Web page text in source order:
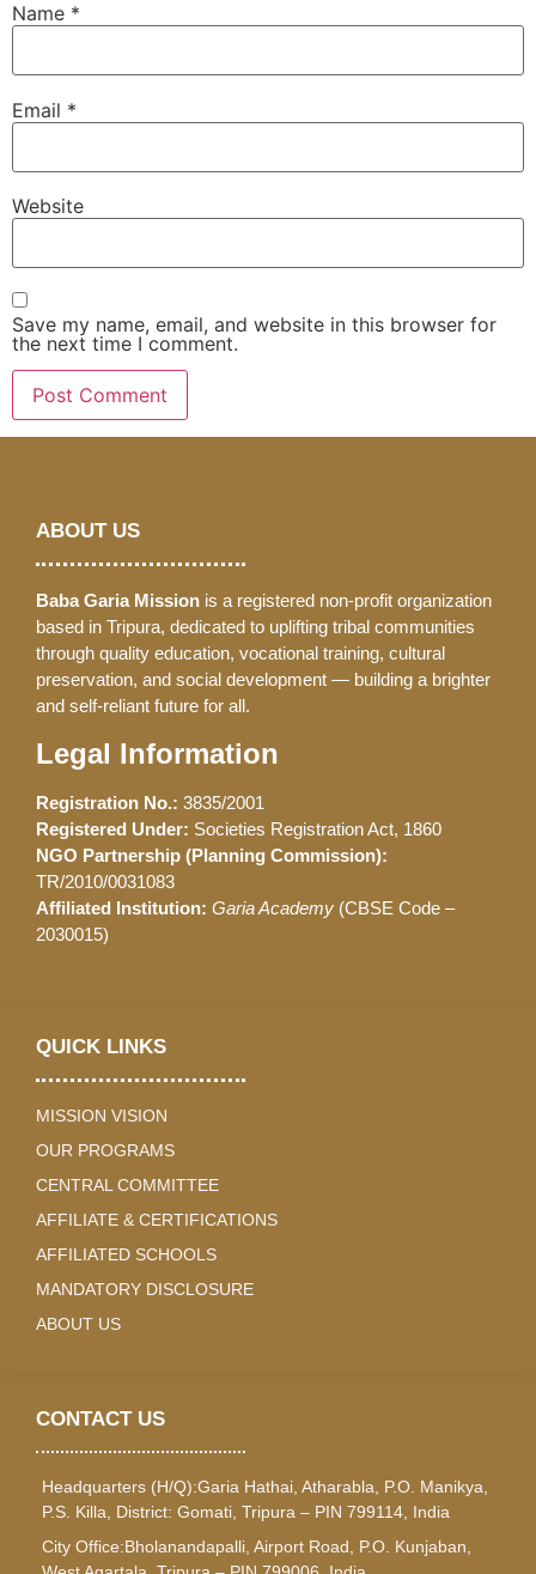
Name *
Email *
Website
Save my name, email, and website in this browser for
the next time I comment.
CONTACT US
Headquarters (H/Q):Garia Hathai, Atharabla, P.O. Manikya,
P.S. Killa, District: Gomati, Tripura – PIN 799114, India
City Office:Bholanandapalli, Airport Road, P.O. Kunjaban,
QUICK LINKS
MISSION VISION
OUR PROGRAMS
CENTRAL COMMITTEE
AFFILIATE & CERTIFICATIONS
AFFILIATED SCHOOLS
MANDATORY DISCLOSURE
ABOUT US
ABOUT US
Baba Garia Mission is a registered non-profit organization
based in Tripura, dedicated to uplifting tribal communities
through quality education, vocational training, cultural
preservation, and social development — building a brighter
and self-reliant future for all.
Legal Information
Registration No.: 3835/2001
Registered Under: Societies Registration Act, 1860
NGO Partnership (Planning Commission):
TR/2010/0031083
Affiliated Institution: Garia Academy (CBSE Code –
2030015)